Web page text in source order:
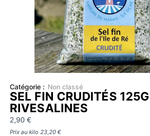
Catégorie : Non classé
SEL FIN CRUDITÉS 125G
RIVESALINES
2,90 €
Prix au kilo 23,20 €